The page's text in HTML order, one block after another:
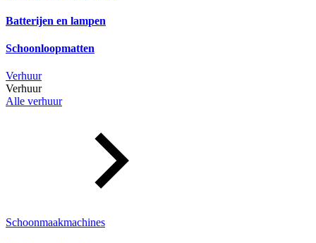
Batterijen en lampen
Schoonloopmatten
Verhuur
Verhuur
Alle verhuur
Schoonmaakmachines